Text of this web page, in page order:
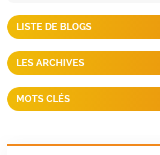
LISTE DE BLOGS
LES ARCHIVES
MOTS CLÉS